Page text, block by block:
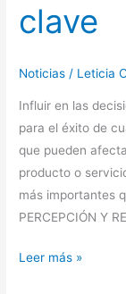
clave
Noticias / Leticia
Influir en las
para el éxito de
que pueden
producto o
más importantes
PERCEPCIÓN Y
Leer más »